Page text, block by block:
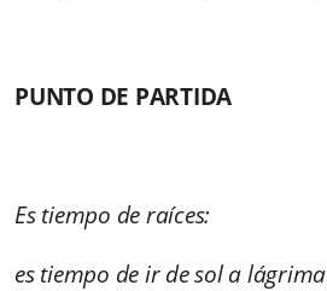
PUNTO DE PARTIDA
Es tiempo de raíces:
es tiempo de ir de sol a lágrima